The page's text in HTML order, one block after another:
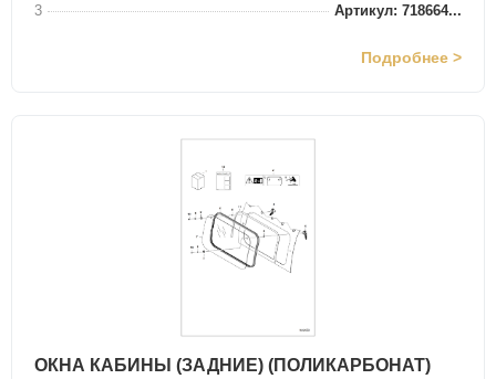
3
Артикул: 718664...
Подробнее >
ОКНА КАБИНЫ (ЗАДНИЕ) (ПОЛИКАРБОНАТ)